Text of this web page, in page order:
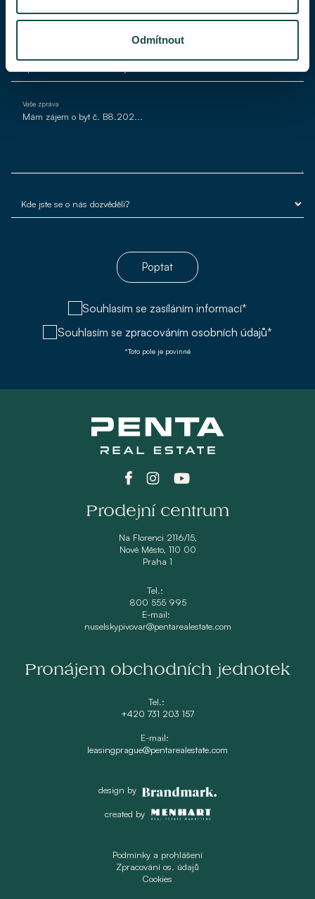
Odmítnout
Váš e-mail*
Vaše zpráva
Poptat
Souhlasím se zasíláním informací*
Souhlasím se zpracováním osobních údajů*
*Toto pole je povinné
Prodejní centrum
Na Florenci 2116/15,
Nové Město, 110 00
Praha 1
Tel.:
800 555 995
E-mail:
nuselskypivovar@pentarealestate.com
Pronájem obchodních jednotek
Tel.:
+420 731 203 157
E-mail:
leasingprague@pentarealestate.com
design by
created by
Podmínky a prohlášení
Zpracování os. údajů
Cookies